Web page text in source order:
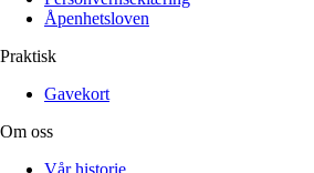
Åpenhetsloven
Praktisk
Gavekort
Om oss
Vår historie